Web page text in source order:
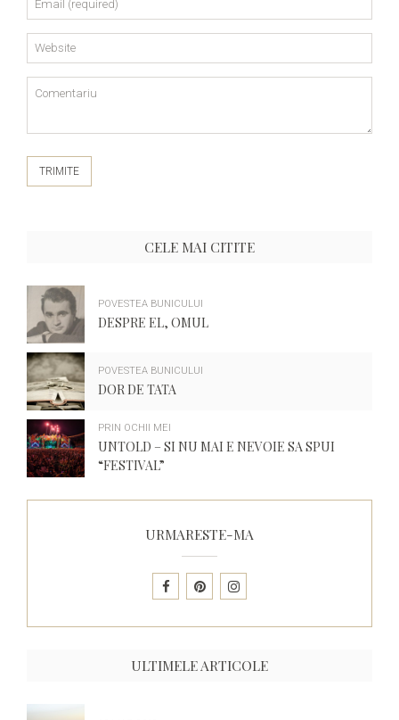
TRIMITE
CELE MAI CITITE
POVESTEA BUNICULUI
DESPRE EL, OMUL
POVESTEA BUNICULUI
DOR DE TATA
PRIN OCHII MEI
UNTOLD – SI NU MAI E NEVOIE SA SPUI
“FESTIVAL”
URMARESTE-MA
ULTIMELE ARTICOLE